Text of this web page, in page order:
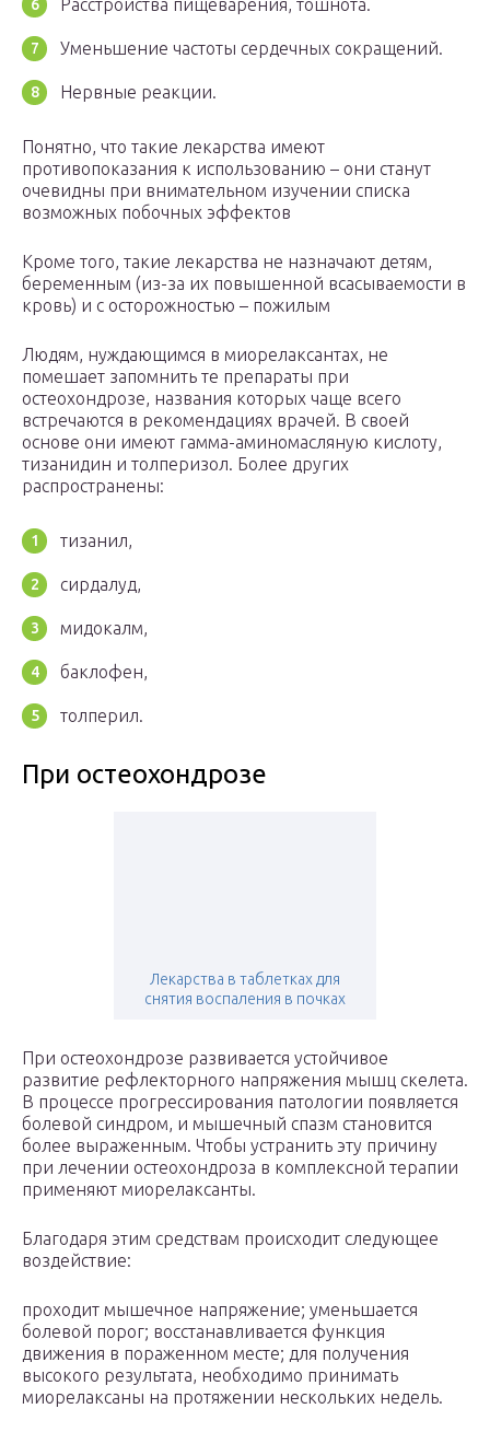
Расстройства пищеварения, тошнота.
Уменьшение частоты сердечных сокращений.
Нервные реакции.
Понятно, что такие лекарства имеют
противопоказания к использованию – они станут
очевидны при внимательном изучении списка
возможных побочных эффектов
Кроме того, такие лекарства не назначают детям,
беременным (из-за их повышенной всасываемости в
кровь) и с осторожностью – пожилым
Людям, нуждающимся в миорелаксантах, не
помешает запомнить те препараты при
остеохондрозе, названия которых чаще всего
встречаются в рекомендациях врачей. В своей
основе они имеют гамма-аминомасляную кислоту,
тизанидин и толперизол. Более других
распространены:
тизанил,
сирдалуд,
мидокалм,
баклофен,
толперил.
При остеохондрозе
Лекарства в таблетках для
снятия воспаления в почках
При остеохондрозе развивается устойчивое
развитие рефлекторного напряжения мышц скелета.
В процессе прогрессирования патологии появляется
болевой синдром, и мышечный спазм становится
более выраженным. Чтобы устранить эту причину
при лечении остеохондроза в комплексной терапии
применяют миорелаксанты.
Благодаря этим средствам происходит следующее
воздействие:
проходит мышечное напряжение; уменьшается
болевой порог; восстанавливается функция
движения в пораженном месте; для получения
высокого результата, необходимо принимать
миорелаксаны на протяжении нескольких недель.